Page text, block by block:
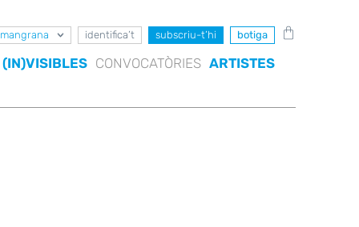
mangrana identifica’t subscriu-t’hi botiga
(IN)VISIBLES CONVOCATÒRIES ARTISTES